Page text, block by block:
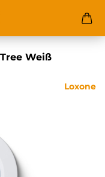
Weiß
Loxone